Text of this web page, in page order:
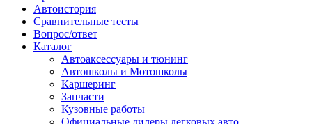
Автоистория
Сравнительные тесты
Вопрос/ответ
Каталог
Автоакcессуары и тюнинг
Автошколы и Мотошколы
Каршеринг
Запчасти
Кузовные работы